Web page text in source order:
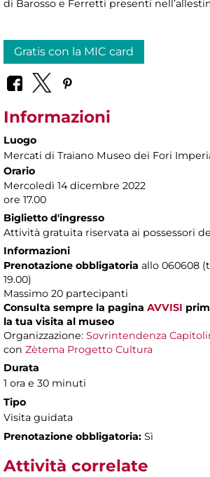
di Barosso e Ferretti presenti
Gratis con la MIC card
Informazioni
Luogo
Mercati di Traiano Museo dei Fori
Orario
Mercoledì 14 dicembre 2022
ore 17.00
Biglietto d'ingresso
Attività gratuita riservata ai possessori
Informazioni
Prenotazione obbligatoria allo 060608
19.00)
Massimo 20 partecipanti
Consulta sempre la pagina AVVISI
la tua visita al museo
Organizzazione: Sovrintendenza
con Zètema Progetto Cultura
Durata
1 ora e 30 minuti
Tipo
Visita guidata
Prenotazione obbligatoria: Sì
Attività correlate